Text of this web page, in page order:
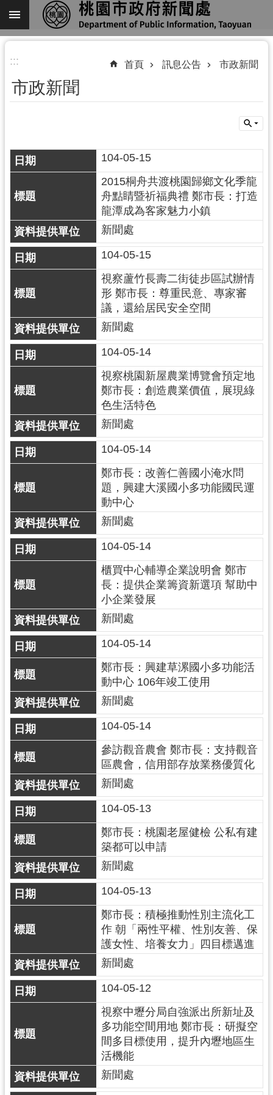
跳到主要內容區塊
進
搜
尋
關
於
我
們
機
關
通
訊
錄
務
資
訊
息
告
便
民
服
務
政
府
資
訊
公
開
回
首
頁
網
站
導
覽
市
政
信
箱
常
見
問
答
桃
園
政
入
口
網
私
政
策
::: 首頁 訊息公告 市政新聞
市政新聞
104-05-15
2015桐舟共渡桃園歸鄉文化季龍
舟點睛暨祈福典禮 鄭市長：打造
龍潭成為客家魅力小鎮
新聞處
104-05-15
視察蘆竹長壽二街徒步區試辦情
形 鄭市長：尊重民意、專家審
議，還給居民安全空間
新聞處
104-05-14
視察桃園新屋農業博覽會預定地
鄭市長：創造農業價值，展現綠
色生活特色
新聞處
104-05-14
鄭市長：改善仁善國小淹水問
題，興建大溪國小多功能國民運
動中心
新聞處
104-05-14
櫃買中心輔導企業說明會 鄭市
長：提供企業籌資新選項 幫助中
小企業發展
新聞處
104-05-14
鄭市長：興建草漯國小多功能活
動中心 106年竣工使用
新聞處
104-05-14
參訪觀音農會 鄭市長：支持觀音
區農會，信用部存放業務優質化
新聞處
104-05-13
鄭市長：桃園老屋健檢 公私有建
築都可以申請
新聞處
104-05-13
鄭市長：積極推動性別主流化工
作 朝「兩性平權、性別友善、保
護女性、培養女力」四目標邁進
新聞處
104-05-12
視察中壢分局自強派出所新址及
多功能空間用地 鄭市長：研擬空
間多目標使用，提升內壢地區生
活機能
新聞處